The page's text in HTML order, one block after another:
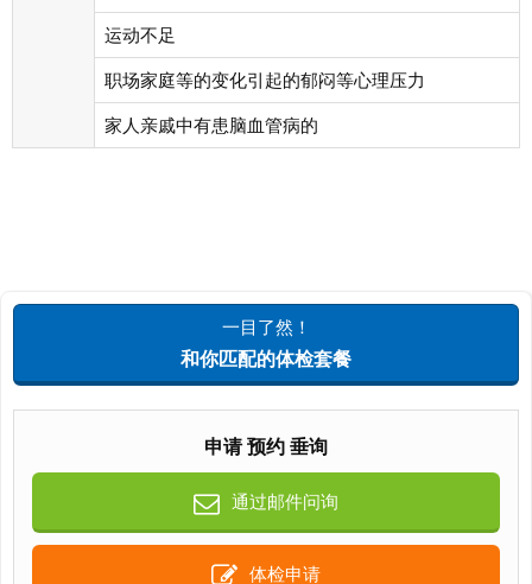
运动不足
职场家庭等的变化引起的郁闷等心理压力
家人亲戚中有患脑血管病的
一目了然！
和你匹配的体检套餐
申请 预约 垂询
通过邮件问询
体检申请